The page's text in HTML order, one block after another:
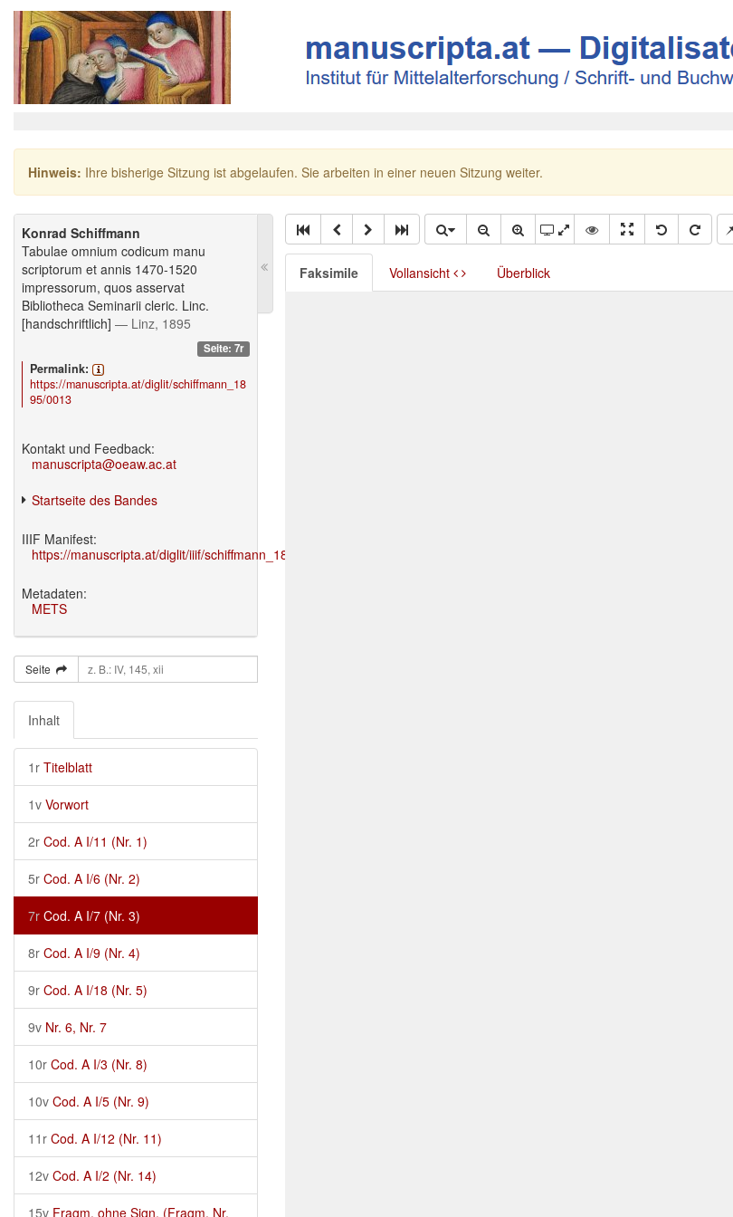
Hinweis: Ihre bisherige Sitzung ist abgelaufen. Sie arbeiten in einer neuen Sitzung weiter.
Konrad Schiffmann
Tabulae omnium codicum manu
scriptorum et annis 1470-1520
impressorum, quos asservat
Bibliotheca Seminarii cleric. Linc.
[handschriftlich] — Linz, 1895
Seite: 7r
Permalink:
https://manuscripta.at/diglit/schiffmann_18
95/0013
Kontakt und Feedback:
manuscripta@oeaw.ac.at
Startseite des Bandes
IIIF Manifest:
https://manuscripta.at/diglit/iiif/schiffmann_1895/manifest.json
Metadaten:
METS
Seite
Inhalt
1r Titelblatt
1v Vorwort
2r Cod. A I/11 (Nr. 1)
5r Cod. A I/6 (Nr. 2)
7r Cod. A I/7 (Nr. 3)
8r Cod. A I/9 (Nr. 4)
9r Cod. A I/18 (Nr. 5)
9v Nr. 6, Nr. 7
10r Cod. A I/3 (Nr. 8)
10v Cod. A I/5 (Nr. 9)
11r Cod. A I/12 (Nr. 11)
12v Cod. A I/2 (Nr. 14)
15v Fragm. ohne Sign. (Fragm. Nr.
Faksimile Vollansicht Überblick